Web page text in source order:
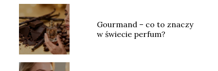
Gourmand – co to znaczy
w świecie perfum?